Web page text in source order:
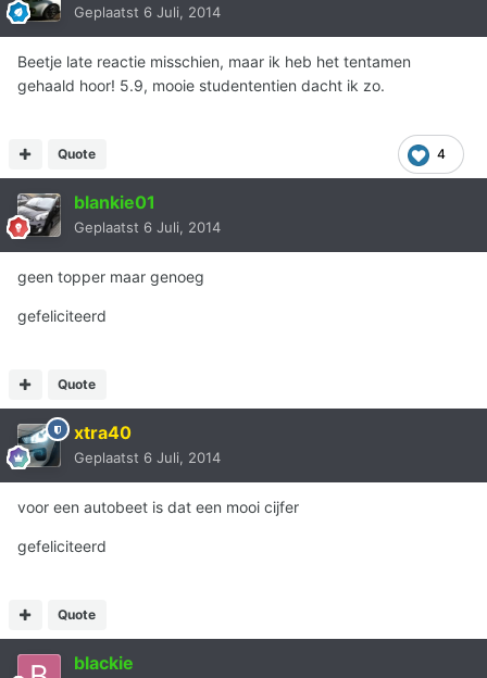
Geplaatst 6 Juli, 2014
Beetje late reactie misschien, maar ik heb het tentamen
gehaald hoor! 5.9, mooie studententien dacht ik zo.
4
Quote
blankie01
Geplaatst 6 Juli, 2014
geen topper maar genoeg
gefeliciteerd
Quote
xtra40
Geplaatst 6 Juli, 2014
voor een autobeet is dat een mooi cijfer
gefeliciteerd
Quote
blackie